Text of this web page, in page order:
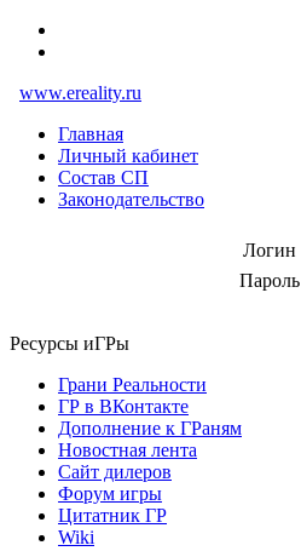
www.ereality.ru
Главная
Личный кабинет
Состав СП
Законодательство
Логин
Пароль
Ресурсы иГРы
Грани Реальности
ГР в ВКонтакте
Дополнение к ГРаням
Новостная лента
Сайт дилеров
Форум игры
Цитатник ГР
Wiki